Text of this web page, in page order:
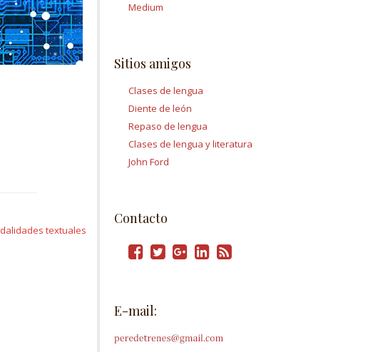
textuales
Medium
Sitios amigos
Clases de lengua
Diente de león
Repaso de lengua
Clases de lengua y literatura
John Ford
Contacto
E-mail: